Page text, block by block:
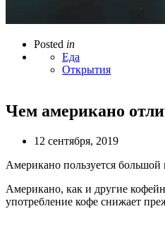
Posted in
Еда
Открытия
Чем американо
12 сентября, 2019
Американо пользуется большой
Американо, как и другие
употребление кофе снижает